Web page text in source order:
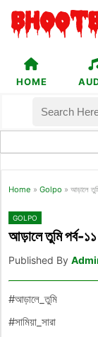
HOME
Home » Golpo » আড়ালে
GOLPO
আড়ালে তুমি পর্ব-১১
Published By
#আড়ালে_তুমি
#সামিয়া_সারা